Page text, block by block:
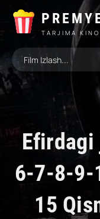
TARJIMA
6-7-8-9-
15